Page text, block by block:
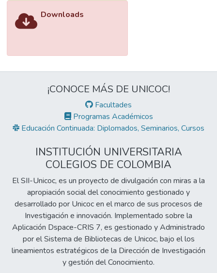
Downloads
¡CONOCE MÁS DE UNICOC!
Facultades
Programas Académicos
Educación Continuada: Diplomados, Seminarios, Cursos
INSTITUCIÓN UNIVERSITARIA
COLEGIOS DE COLOMBIA
El SII-Unicoc, es un proyecto de divulgación con miras a la
apropiación social del conocimiento gestionado y
desarrollado por Unicoc en el marco de sus procesos de
Investigación e innovación. Implementado sobre la
Aplicación Dspace-CRIS 7, es gestionado y Administrado
por el Sistema de Bibliotecas de Unicoc, bajo el los
lineamientos estratégicos de la Dirección de Investigación
y gestión del Conocimiento.